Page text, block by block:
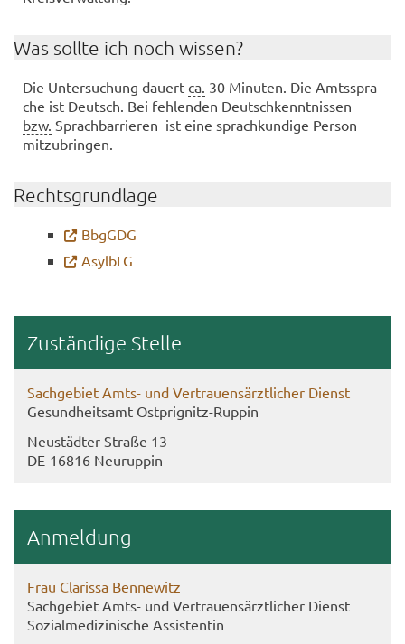
Was soll­te ich noch wis­sen?
Die Un­ter­su­chung dau­ert ca. 30 Mi­nu­ten. Die Amts­spra­
che ist Deutsch. Bei feh­len­den Deutsch­kennt­nis­sen
bzw. Sprach­bar­rie­ren ist eine sprach­kun­di­ge Per­son
mit­zu­brin­gen.
Rechts­grund­la­ge
Bb­gGDG
Asyl­bLG
Zu­stän­di­ge Stel­le
Sach­ge­biet Amts- und Ver­trau­ens­ärzt­li­cher Dienst
Ge­sund­heits­amt Ostprignitz-​Ruppin
Neu­städ­ter Stra­ße 13
DE-​16816 Neu­rup­pin
An­mel­dung
Frau Cla­ris­sa Ben­ne­witz
Sach­ge­biet Amts- und Ver­trau­ens­ärzt­li­cher Dienst
So­zi­al­me­di­zi­ni­sche As­sis­ten­tin